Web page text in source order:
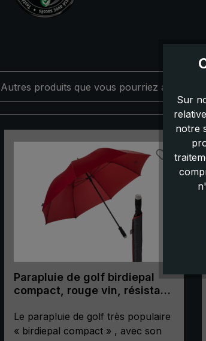
Autres produits que vous pourriez aimer :
Parapluie de golf birdiepal
compact, rouge vin, résistant
taille XXL
Le parapluie de golf très populaire
« birdiepal compact » , avec son
Sur
notre